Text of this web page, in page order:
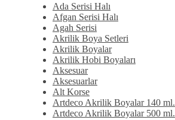
Ada Serisi Halı
Afgan Serisi Halı
Agah Serisi
Akrilik Boya Setleri
Akrilik Boyalar
Akrilik Hobi Boyaları
Aksesuar
Aksesuarlar
Alt Korse
Artdeco Akrilik Boyalar 140 ml.
Artdeco Akrilik Boyalar 500 ml.